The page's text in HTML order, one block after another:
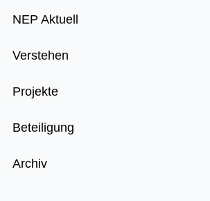
Footer
NEP Aktuell
Verstehen
Projekte
Beteiligung
Archiv